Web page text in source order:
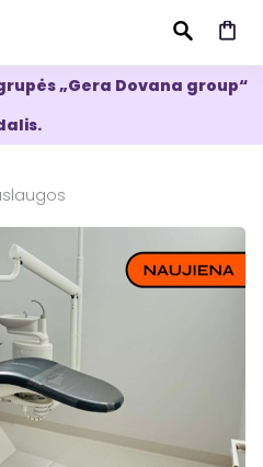
IEŠKOTI
„Gera Dovana group“